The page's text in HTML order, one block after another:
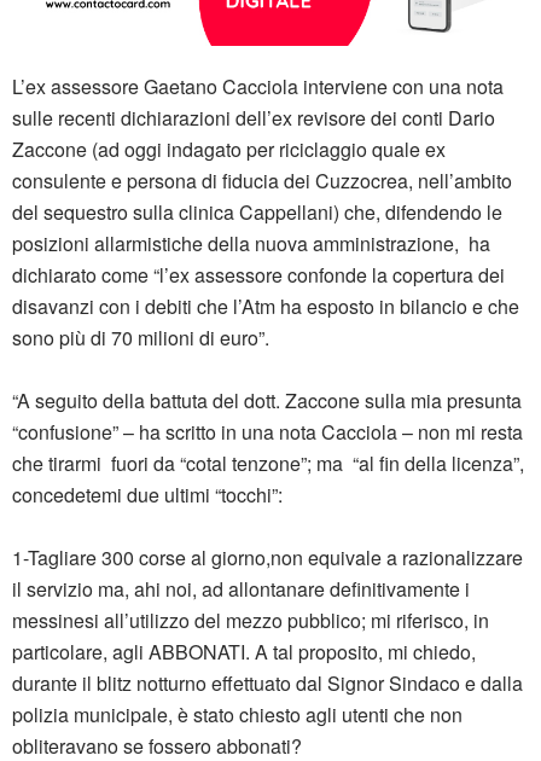
L’ex assessore Gaetano Cacciola interviene con una nota
sulle recenti dichiarazioni dell’ex revisore dei conti Dario
Zaccone (ad oggi indagato per riciclaggio quale ex
consulente e persona di fiducia dei Cuzzocrea, nell’ambito
del sequestro sulla clinica Cappellani) che, difendendo le
posizioni allarmistiche della nuova amministrazione, ha
dichiarato come “l’ex assessore confonde la copertura dei
disavanzi con i debiti che l’Atm ha esposto in bilancio e che
sono più di 70 milioni di euro”.
“A seguito della battuta del dott. Zaccone sulla mia presunta
“confusione” – ha scritto in una nota Cacciola – non mi resta
che tirarmi fuori da “cotal tenzone”; ma “al fin della licenza”,
concedetemi due ultimi “tocchi”:
1-Tagliare 300 corse al giorno,non equivale a razionalizzare
il servizio ma, ahi noi, ad allontanare definitivamente i
messinesi all’utilizzo del mezzo pubblico; mi riferisco, in
particolare, agli ABBONATI. A tal proposito, mi chiedo,
durante il blitz notturno effettuato dal Signor Sindaco e dalla
polizia municipale, è stato chiesto agli utenti che non
obliteravano se fossero abbonati?